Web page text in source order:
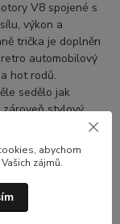
V8 spojené s
výkon a
trička je doplněn
automobilový
hot rodů.
sedělo jak
zároveň stylový
výstřihem a
Tento klasický
a střihem,
abychom
zájmů.